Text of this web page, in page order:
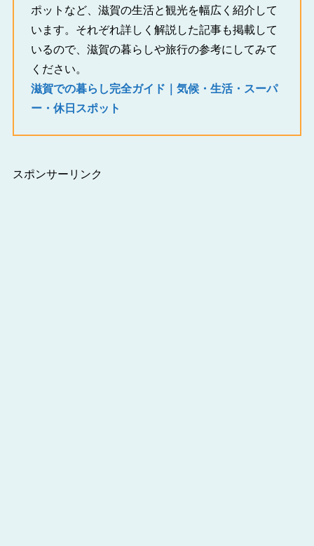
ポットなど、滋賀の生活と観光を幅広く紹介して
います。それぞれ詳しく解説した記事も掲載して
いるので、滋賀の暮らしや旅行の参考にしてみて
ください。
滋賀での暮らし完全ガイド｜気候・生活・スーパ
ー・休日スポット
スポンサーリンク